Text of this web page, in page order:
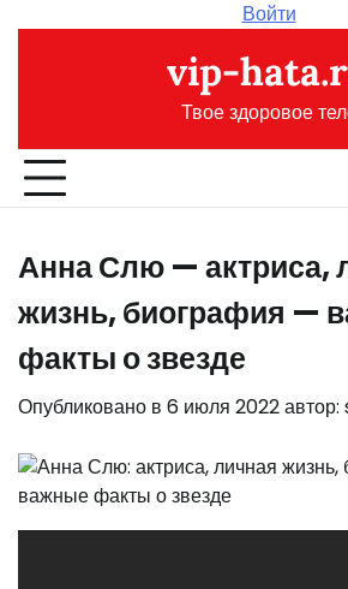
Войти
vip-
Твое здоровое
Анна Слю — актриса,
жизнь, биография —
факты о звезде
Опубликовано в 6 июля 2022автор: